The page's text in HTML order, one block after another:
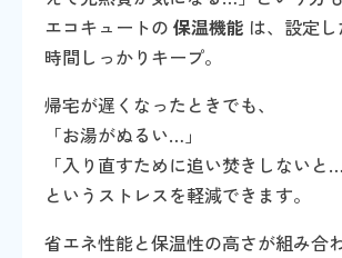
エコキュートの 保温機能 は、設定
時間しっかりキープ。
帰宅が遅くなったときでも、
「お湯がぬるい…」
「入り直すために追い焚きしないと…
というストレスを軽減できます。
省エネ性能と保温性の高さが組み合